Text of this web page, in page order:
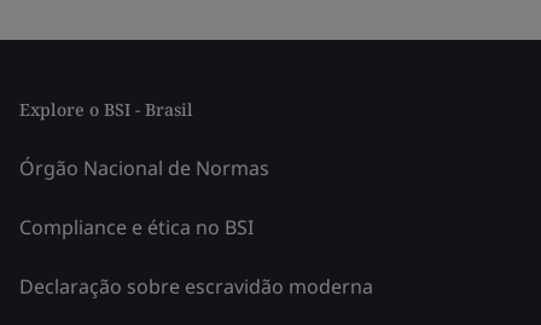
Explore o BSI - Brasil
Órgão Nacional de Normas
Compliance e ética no BSI
Declaração sobre escravidão moderna